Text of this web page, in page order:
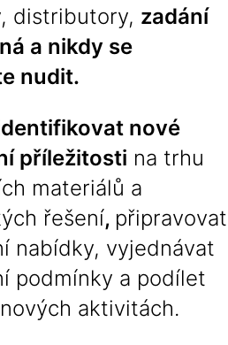
distributory, zadání
a nikdy se
nudit.
nové
příležitosti na trhu
materiálů a
řešení, připravovat
nabídky, vyjednávat
podmínky a podílet
aktivitách.